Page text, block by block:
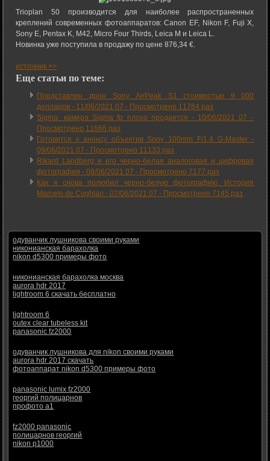
Trioplan 50 производится для наиболее распространенных
креплений современных фотоаппаратов: Canon EF, Nikon F, Fuji X,
Sony E, Pentax K, M42, Micro Four Thirds, Leica M и Leica L.
Новинка уже поступила в продажу по цене 876,34 €.
источник >>
Еще статьи по теме:
Представлен дрон Sony AirPeak S1 стоимостью 9 000
долларов - 11/06/2021 07 - Просмотрено 11764 раз
Sigma: камера Sigma fp плохо продается - 10/06/2021 07 -
Просмотрено 11666 раз
Готовится к анонсу объектив Sony 100mm F/1.4 G-Master -
09/06/2021 07 - Просмотрено 11133 раз
Rikard Landberg и его черно-белая аналоговая и цифровая
фотография -08/06/2021 07 - Просмотрено 7177 раз
Как я снова полюбил черно-белую фотографию. История
Marcelo de Coghlan -07/06/2021 07 - Просмотрено 7145 раз
одуванчик лушникова своими руками
никонианская барахолка
nikon d5300 примеры фото
никонианская барахолка москва
aurora hdr 2017
lightroom 6 скачать бесплатно
lightroom 6
outex clear tubeless kit
panasonic fz2000
одуванчик лушникова для nikon своими руками
aurora hdr 2017 скачать
фотоаппарат nikon d5300 примеры фото
panasonic lumix fz2000
георгий полицарнов
профото а1
fz2000 panasonic
полицарнов георгий
nikon p1000